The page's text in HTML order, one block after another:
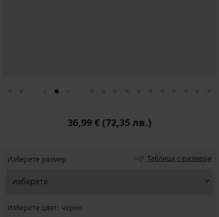
36,99 € (72,35 лв.)
Изберете размер Таблица с размери
Изберете цвят: черно